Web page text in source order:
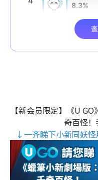
【新会员限定】《U
奇百怪！
↓一齐睇下小新同妖